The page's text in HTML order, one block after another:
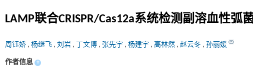
LAMP联合CRISPR/Cas12a系统检测副溶血性弧菌
周钰娇 , 杨继飞 , 刘岩 , 丁文博 , 张先宇 , 杨建宇 , 高林然 , 赵云冬 , 孙丽媛
作者信息 +